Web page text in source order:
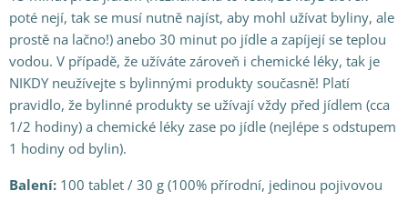
poté nejí, tak se musí nutně najíst, aby mohl užívat byliny, ale
prostě na lačno!) anebo 30 minut po jídle a zapíjejí se teplou
vodou. V případě, že užíváte zároveň i chemické léky, tak je
NIKDY neužívejte s bylinnými produkty současně! Platí
pravidlo, že bylinné produkty se užívají vždy před jídlem (cca
1/2 hodiny) a chemické léky zase po jídle (nejlépe s odstupem
1 hodiny od bylin).
Balení: 100 tablet / 30 g (100% přírodní, jedinou pojivovou